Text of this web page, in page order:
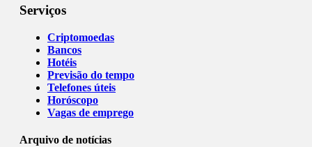
Serviços
Criptomoedas
Bancos
Hotéis
Previsão do tempo
Telefones úteis
Horóscopo
Vagas de emprego
Arquivo de notícias